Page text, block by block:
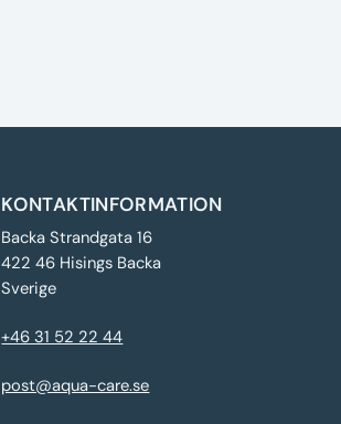
KONTAKTINFORMATION
Backa Strandgata 16
422 46 Hisings Backa
Sverige
+46 31 52 22 44
post@aqua-care.se